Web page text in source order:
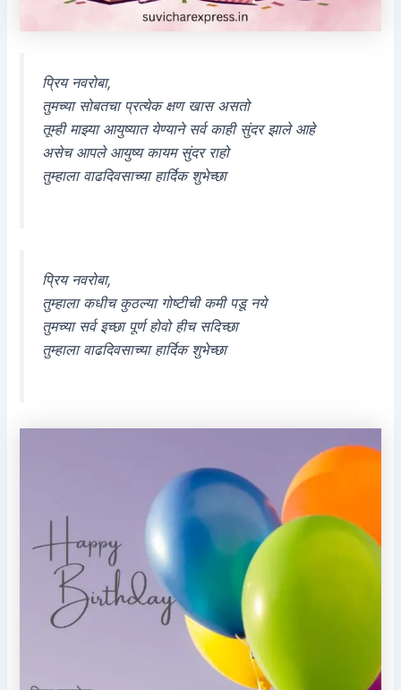
प्रिय नवरोबा,
तुमच्या सोबतचा प्रत्येक क्षण खास असतो
तूम्ही माझ्या आयुष्यात येण्याने सर्व काही सुंदर झाले आहे
असेच आपले आयुष्य कायम सुंदर राहो
तुम्हाला वाढदिवसाच्या हार्दिक शुभेच्छा
प्रिय नवरोबा,
तुम्हाला कधीच कुठल्या गोष्टीची कमी पडू नये
तुमच्या सर्व इच्छा पूर्ण होवो हीच सदिच्छा
तुम्हाला वाढदिवसाच्या हार्दिक शुभेच्छा